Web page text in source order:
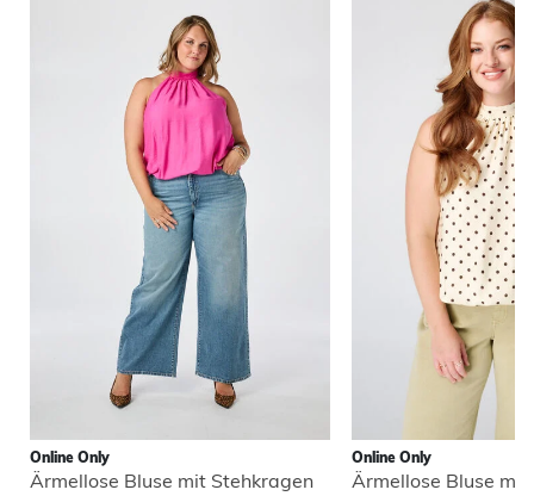
Online Only
Ärmellose Bluse mit Stehkragen
Online Only
Ärmellose Bluse